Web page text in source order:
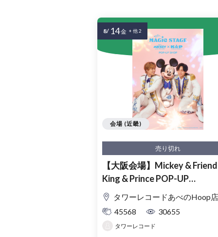
売り切れ
【大阪会場】Mickey &
King & Prince POP-UP
SHOP「MAGIC STAGE」入
理券
タワーレコードあべのHoop店
45568
30655
タワーレコード
会場 (近畿)
8/ 14金 + 他 2